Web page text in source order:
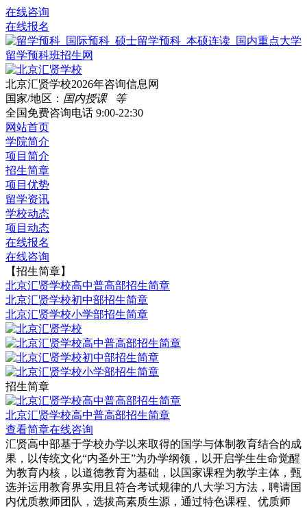
在线咨询
在线报名
北京汇贤学校2026年咨询信息网
国家/地区： 国内授课 等
全国免费咨询电话 9:00-22:30
网站首页
学院简介
项目简介
招生简章
项目优势
留学资讯
学校动态
项目动态
在线报名
在线咨询
【招生简章】
北京汇贤学校高中普高部招生简章
北京汇贤学校初中部招生简章
北京汇贤学校小学部招生简章
招生简章
北京汇贤学校高中普高部招生简章
查看简章在线咨询
汇贤高中部基于学校办学以来取得的国学与体制教育结合的成
果，以传统文化“内圣外王”为办学纲领，以开启学生生命觉醒
为教育内核，以道德教育为基础，以国家课程为教学主体，甄
选并运用教育界实用且符合考试规律的八大学习方法，聘请国
内优质教师团队，选拔高素质生源，通过特色课程、优质师